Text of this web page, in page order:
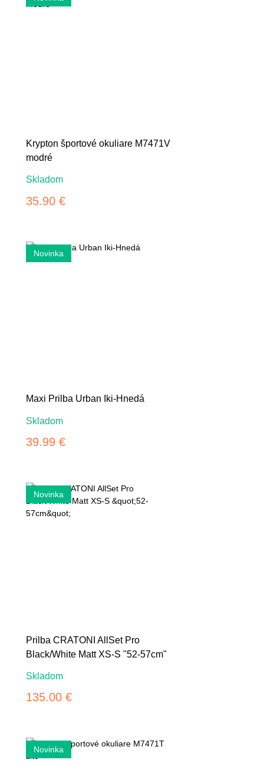
Krypton športové okuliare M7471V
modré
Skladom
35.90 €
Maxi Prilba Urban Iki-Hnedá
Skladom
39.99 €
Prilba CRATONI AllSet Pro
Black/White Matt XS-S "52-57cm"
Skladom
135.00 €